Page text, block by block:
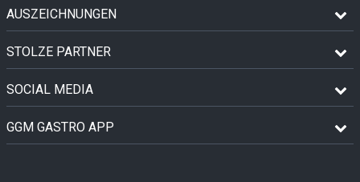
AUSZEICHNUNGEN
STOLZE PARTNER
SOCIAL MEDIA
GGM GASTRO APP